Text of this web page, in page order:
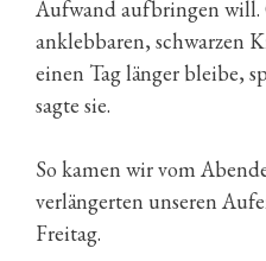
Aufwand aufbringen will.
anklebbaren, schwarzen
einen Tag länger bleibe,
sagte sie.
So kamen wir vom
verlängerten unseren
Freitag.